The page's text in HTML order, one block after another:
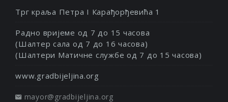
Трг краља Петра I Карађорђевића 1
Радно вријеме од 7 до 15 часова
(Шалтер сала од 7 до 16 часова)
(Шалтери Матичне службе од 7 до 15 часова)
www.gradbijeljina.org
mayor@gradbijeljina.org